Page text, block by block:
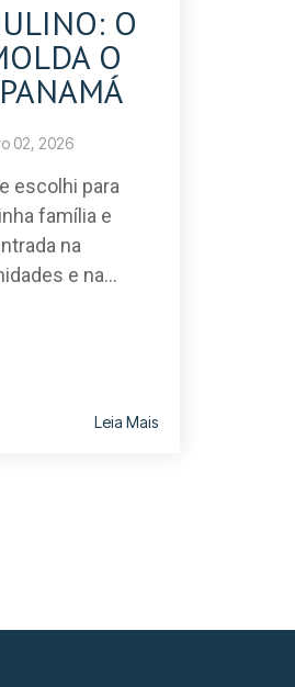
O
O
02, 2026
escolhi para
família e
na
e na...
Leia Mais